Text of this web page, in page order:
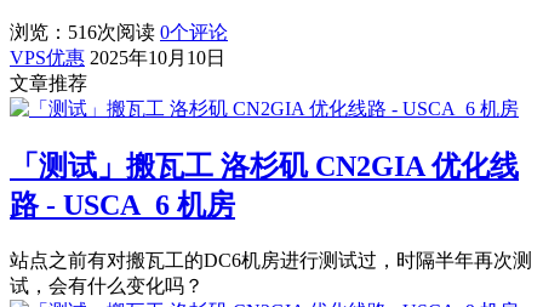
浏览：516次阅读 0个评论
VPS优惠 2025年10月10日
文章推荐
「测试」搬瓦工 洛杉矶 CN2GIA 优化线
路 - USCA_6 机房
站点之前有对搬瓦工的DC6机房进行测试过，时隔半年再次测
试，会有什么变化吗？